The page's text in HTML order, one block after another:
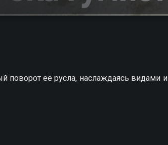
поворот её русла, наслаждаясь видами и